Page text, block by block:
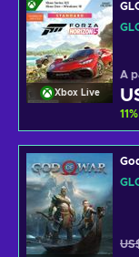
Xbox Live
A
11%